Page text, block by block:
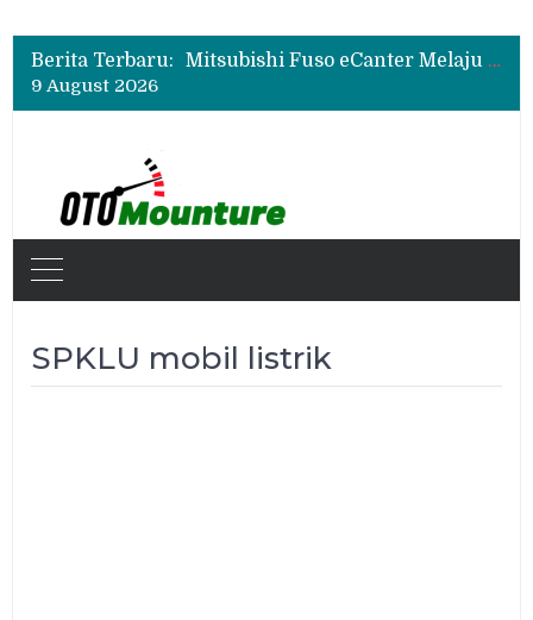
Berita Terbaru:
Mitsubishi Fuso Dorong Armada Minim Downtime lewat VIP Fleet Training 2026
Mitsubishi Fuso eCanter Melaju di Bisnis Logistik, Fastana Jadi Pengguna Baru
Mitsubishi Fuso Dorong Armada Minim Downtime lewat VIP Fleet Training 2026
9 August 2026
SPKLU mobil listrik